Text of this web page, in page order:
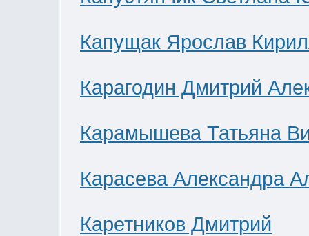
Капущак Ярослав
Карагодин Дмитрий
Карамышева Татьяна
Карасева Александра
Каретников Дмитрий